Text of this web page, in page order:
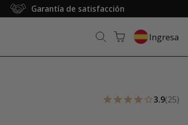
Garantía de satisfacción
Ingresa
3.9(25)